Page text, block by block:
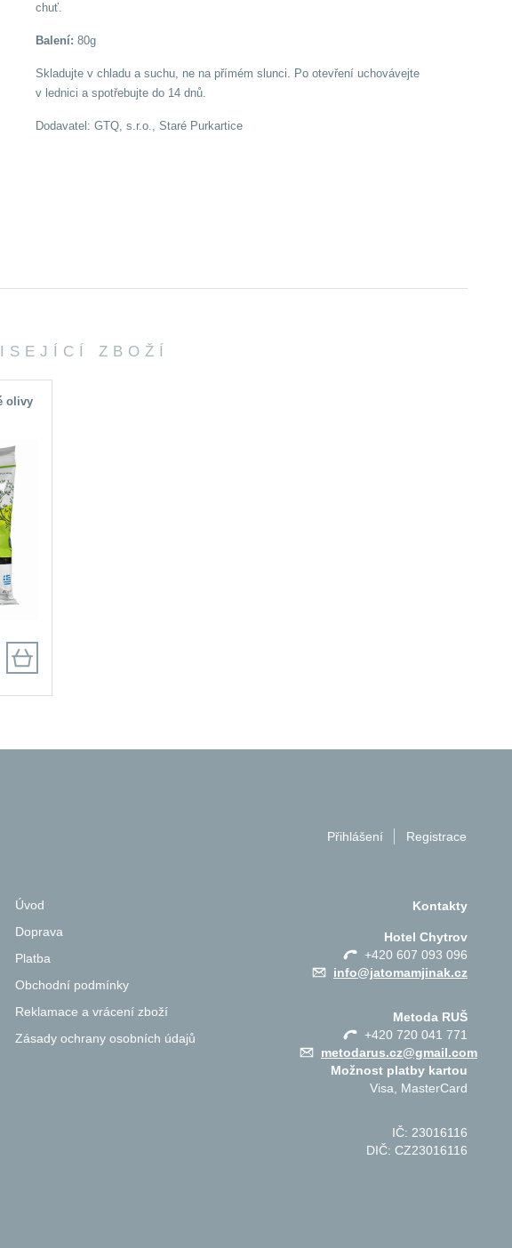
chuť.
Balení:80g
Skladujte v chladu a suchu, ne na přímém slunci. Po otevření uchovávejte
v lednici a spotřebujte do 14 dnů.
Dodavatel: GTQ, s.r.o., Staré Purkartice
ZBOŽÍ
olivy
Přihlášení Registrace
Úvod
Doprava
Platba
Obchodní podmínky
Reklamace a vrácení zboží
Zásady ochrany osobních údajů
Kontakty
Hotel Chytrov
+420 607 093 096
info@jatomamjinak.cz
Metoda RUŠ
+420 720 041 771
metodarus.cz@gmail.com
Možnost platby kartou
Visa, MasterCard
IČ: 23016116
DIČ: CZ23016116